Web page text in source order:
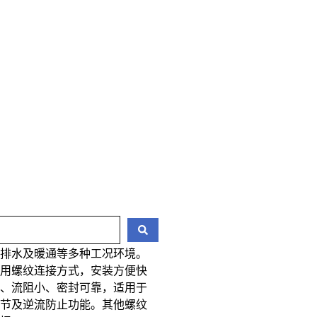
水及暖通等多种工况环境。
螺纹连接方式，安装方便快
流阻小、密封可靠，适用于
及逆流防止功能。其他螺纹